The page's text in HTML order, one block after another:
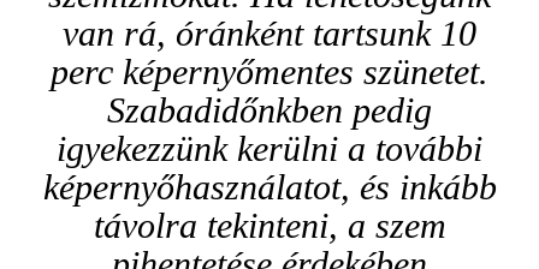
van rá, óránként tartsunk 10
perc képernyőmentes szünetet.
Szabadidőnkben pedig
igyekezzünk kerülni a további
képernyőhasználatot, és inkább
távolra tekinteni, a szem